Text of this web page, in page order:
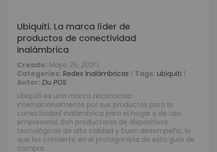
Ubiquiti. La marca líder de
productos de conectividad
inalámbrica
Creado: Mayo 25, 2021 |
Categories: Redes Inalámbricas | Tags: ubiquiti |
Autor: Du POS
Ubiquiti es una marca reconocida
internacionalmente por sus productos para la
conectividad inalámbrica para el hogar y de uso
empresarial. Son productores de dispositivos
tecnológicos de alta calidad y buen desempeño, lo
que los convierte en el protagonista de esta guía de
compra.